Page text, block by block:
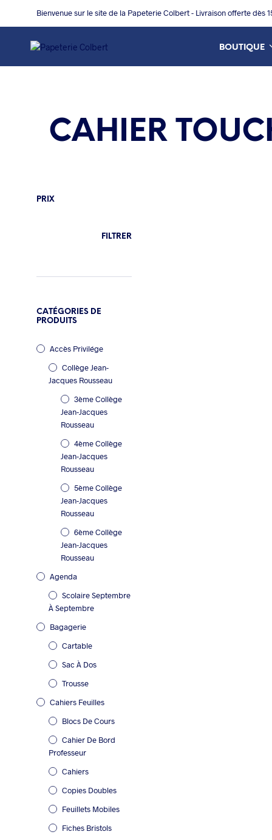
Bienvenue sur le site de la Papeterie Colbert - Livraison offerte dès
BOUTIQUE
CAHIER
PRIX
FILTRER
CATÉGORIES DE
PRODUITS
Accès Privilége
Collège Jean-
Jacques Rousseau
3ème Collège
Jean-Jacques
Rousseau
4ème Collège
Jean-Jacques
Rousseau
5ème Collège
Jean-Jacques
Rousseau
6ème Collège
Jean-Jacques
Rousseau
Agenda
Scolaire Septembre
À Septembre
Bagagerie
Cartable
Sac À Dos
Trousse
Cahiers Feuilles
Blocs De Cours
Cahier De Bord
Professeur
Cahiers
Copies Doubles
Feuillets Mobiles
Fiches Bristols